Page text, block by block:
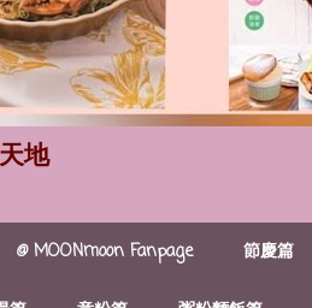
地
@ MOONmoon Fanpage 節慶篇